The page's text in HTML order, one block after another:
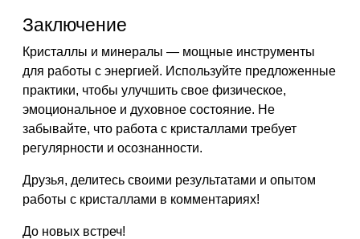
Заключение
Кристаллы и минералы — мощные инструменты
для работы с энергией. Используйте предложенные
практики, чтобы улучшить свое физическое,
эмоциональное и духовное состояние. Не
забывайте, что работа с кристаллами требует
регулярности и осознанности.
Друзья, делитесь своими результатами и опытом
работы с кристаллами в комментариях!
До новых встреч!